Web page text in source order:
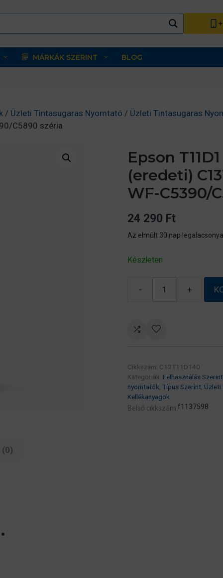
MÁRKÁK SZERINT BLOG
/ Üzleti Tintasugaras Nyomtató / Üzleti Tintasugaras
C5890 széria
Epson
(eredeti)
WF-C5390/
24 290 Ft
Az elmúlt 30 nap
Készleten
-
patron
C13T11D140
Workforce
Pro
WF-
+
Cikkszám: C13T11D140
Kategóriák: Felhasználás Szerint
nyomtatók, Típus Szerint, Üzleti
Kellékanyagok
Belső cikkszám:f1137598